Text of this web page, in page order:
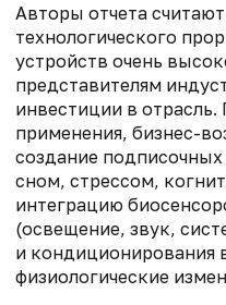
Авторы отчета
технологического
устройств очень
представителям
инвестиции в
применения, бизнес-
создание
сном, стрессом,
интеграцию
(освещение, звук,
и кондиционирования
физиологические